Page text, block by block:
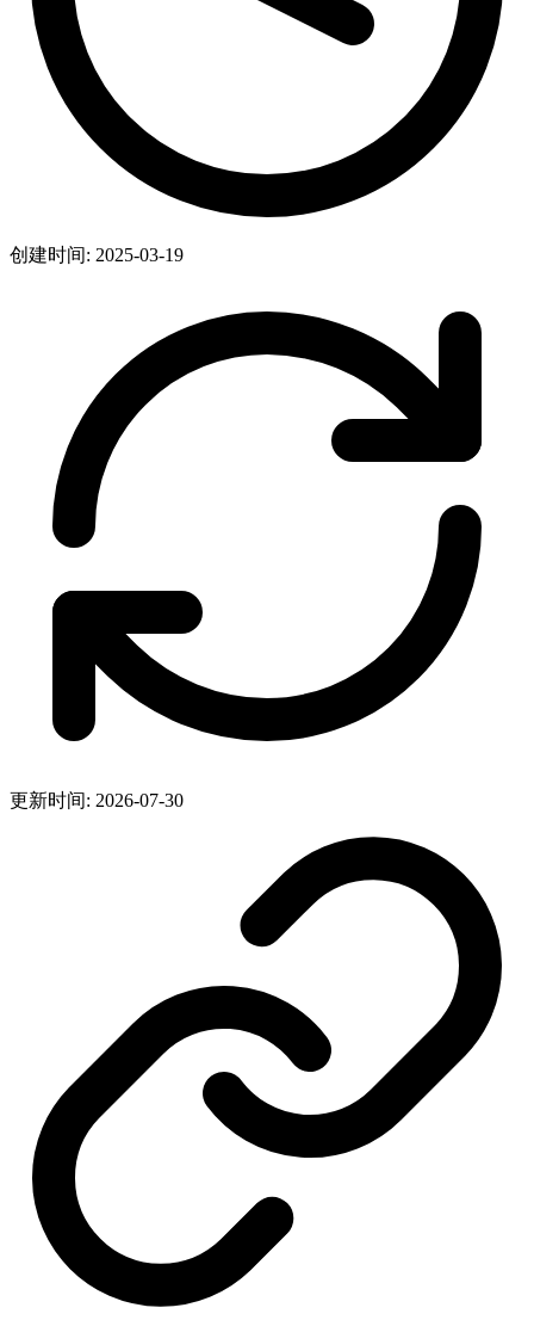
创建时间: 2025-03-19
更新时间: 2026-07-30